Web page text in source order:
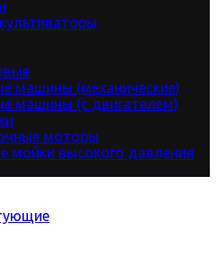
машины (механические)
машины (с двигателем)
моторы
мойки высокого давления